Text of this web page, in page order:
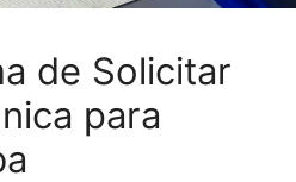
de Solicitar
para